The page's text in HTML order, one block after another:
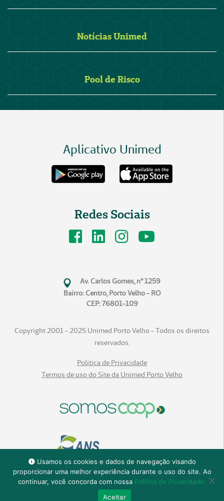
Usamos os cookies e dados de navegação visando
proporcionar uma melhor experiência durante o uso do site. Ao
continuar, você concorda com nossa Política de Privacidade.
Aceitar
Notícias Unimed
Pool de Risco
Aplicativo Unimed
Redes Sociais
Av. Carlos Gomes, n° 1259
Bairro: Centro, Porto Velho - RO
CEP: 76801-109
Copyright 2001 - 2025 Unimed Porto Velho - Todos os direitos
reservados.
Politica de Privacidade
Termos de uso do Site da Unimed Porto Velho